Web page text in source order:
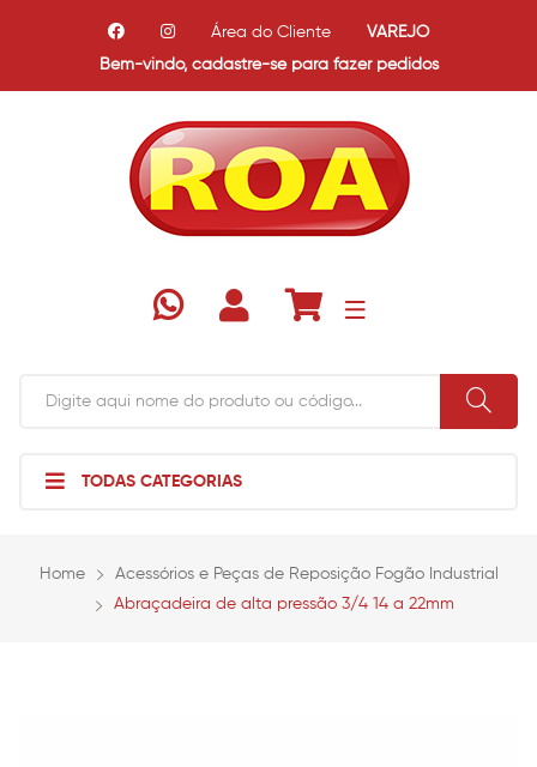
Bem-vindo, cadastre-se para fazer pedidos
Área do Cliente VAREJO
TODAS CATEGORIAS
Home
Acessórios e Peças de Reposição Fogão Industrial
Abraçadeira de alta pressão 3/4 14 a 22mm